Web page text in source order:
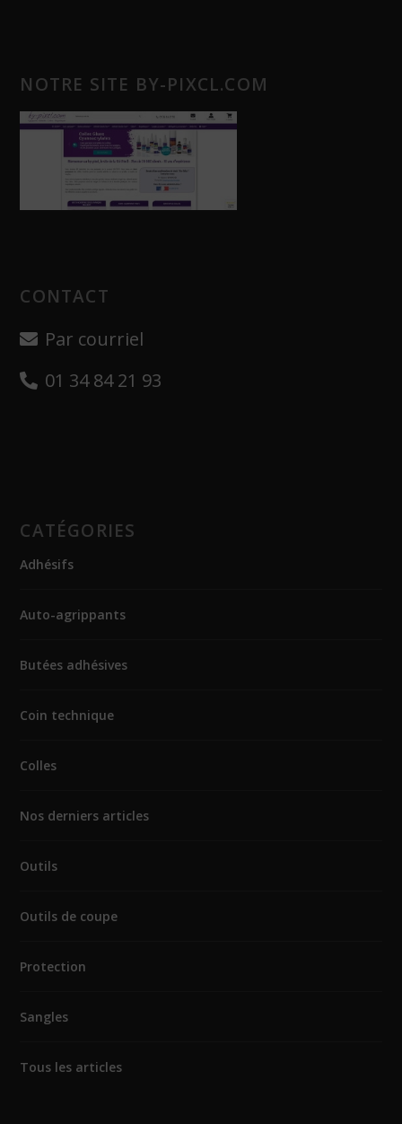
NOTRE SITE BY-PIXCL.COM
CONTACT
Par courriel
01 34 84 21 93
CATÉGORIES
Adhésifs
Auto-agrippants
Butées adhésives
Coin technique
Colles
Nos derniers articles
Outils
Outils de coupe
Protection
Sangles
Tous les articles